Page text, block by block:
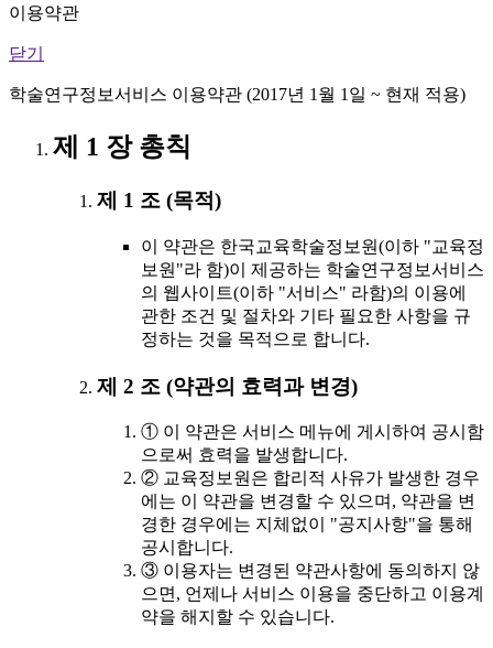
이용약관
닫기
학술연구정보서비스 이용약관 (2017년 1월 1일 ~ 현재 적용)
제 1 장 총칙
제 1 조 (목적)
이 약관은 한국교육학술정보원(이하 "교육정
보원"라 함)이 제공하는 학술연구정보서비스
의 웹사이트(이하 "서비스" 라함)의 이용에
관한 조건 및 절차와 기타 필요한 사항을 규
정하는 것을 목적으로 합니다.
제 2 조 (약관의 효력과 변경)
① 이 약관은 서비스 메뉴에 게시하여 공시함
으로써 효력을 발생합니다.
② 교육정보원은 합리적 사유가 발생한 경우
에는 이 약관을 변경할 수 있으며, 약관을 변
경한 경우에는 지체없이 "공지사항"을 통해
공시합니다.
③ 이용자는 변경된 약관사항에 동의하지 않
으면, 언제나 서비스 이용을 중단하고 이용계
약을 해지할 수 있습니다.